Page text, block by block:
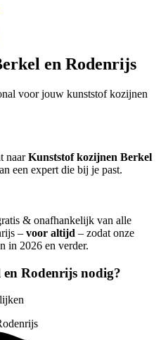
en Rodenrijs
voor jouw kunststof kozijnen
naarKunststof kozijnen Berkel
een expert die bij je past.
& onafhankelijk van alle
– voor altijd – zodat onze
in 2026 en verder.
Rodenrijs nodig?